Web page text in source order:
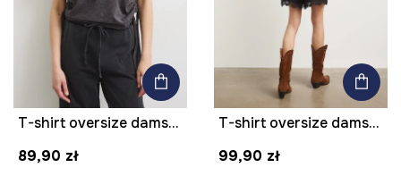
T-shirt oversize damski bawełniany z efektem sprania
89,90 zł
T-shirt oversize damski bawełniany Pink Floyd
99,90 zł